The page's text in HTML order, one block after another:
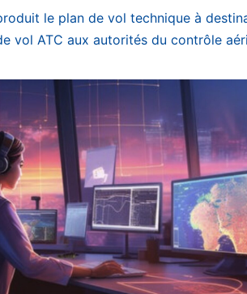
le plan de vol technique à
vol ATC aux autorités du contrôle